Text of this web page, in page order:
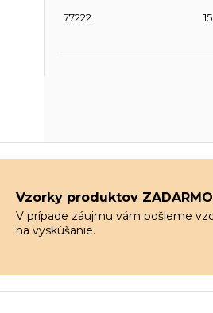
77222
Vzorky produktov
V prípade záujmu vám pošleme
na vyskúšanie.